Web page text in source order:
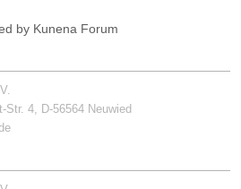
by Kunena Forum
4, D-56564 Neuwied